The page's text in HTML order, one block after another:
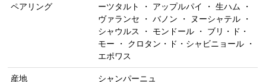
ペアリング
ーツタルト ・ アップルパイ ・ 生ハム ・
ヴァランセ ・ バノン ・ ヌーシャテル ・
シャウルス ・ モンドール ・ ブリ・ド・
モー ・ クロタン・ド・シャビニョール ・
エポワス
産地 シャンパーニュ